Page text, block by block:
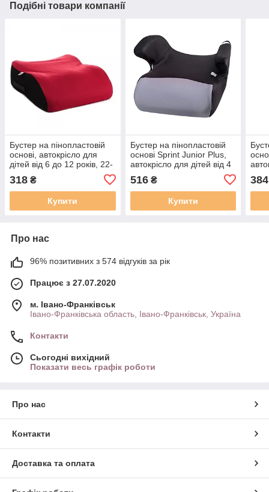
Подібні товари компанії
Бустер на пінопластовій
основі, автокрісло для
дітей від 6 до 12 років, 22-
A10003 червоного кольору
318 ₴
Купити
Бустер на пінопластовій
основі Sprint Junior Plus,
автокрісло для дітей від 4
до 12 років,15-36 кг сірого
кольру
516₴
Купити
384
Про нас
96% позитивних з 574 відгуків за рік
Працює з 27.07.2020
м. Івано-Франківськ
Івано-Франківська область, Івано-Франківськ, Україна
Контакти
Сьогодні вихідний
Показати весь графік роботи
Про нас
Контакти
Доставка та оплата